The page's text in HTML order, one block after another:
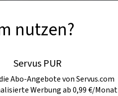
nutzen?
Servus PUR
Abo-Angebote von Servus.com
Werbung ab 0,99 €/Monat